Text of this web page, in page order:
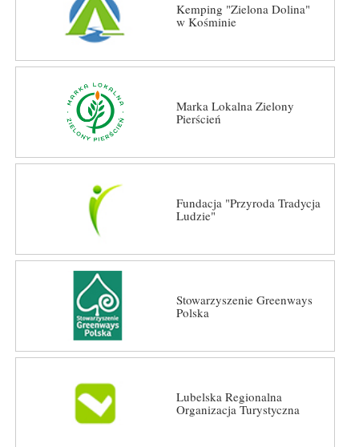
Kemping "Zielona Dolina"
w Kośminie
Marka Lokalna Zielony
Pierścień
Fundacja "Przyroda Tradycja
Ludzie"
Stowarzyszenie Greenways
Polska
Lubelska Regionalna
Organizacja Turystyczna